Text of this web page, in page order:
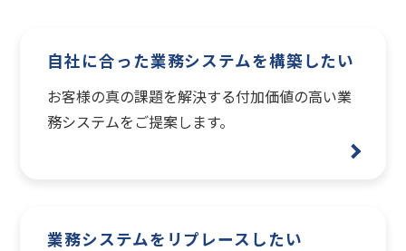
自社に合った業務システムを構築したい
お客様の真の課題を解決する付加価値の高い業
務システムをご提案します。
業務システムをリプレースしたい